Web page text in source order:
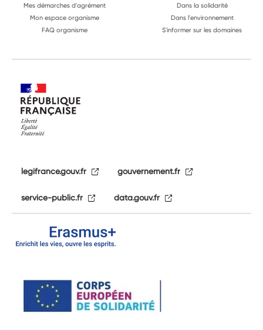
Mes démarches d'agrément
Mon espace organisme
FAQ organisme
Dans la solidarité
Dans l'environnement
S'informer sur les domaines
legifrance.gouv.fr gouvernement.fr
service-public.fr data.gouv.fr